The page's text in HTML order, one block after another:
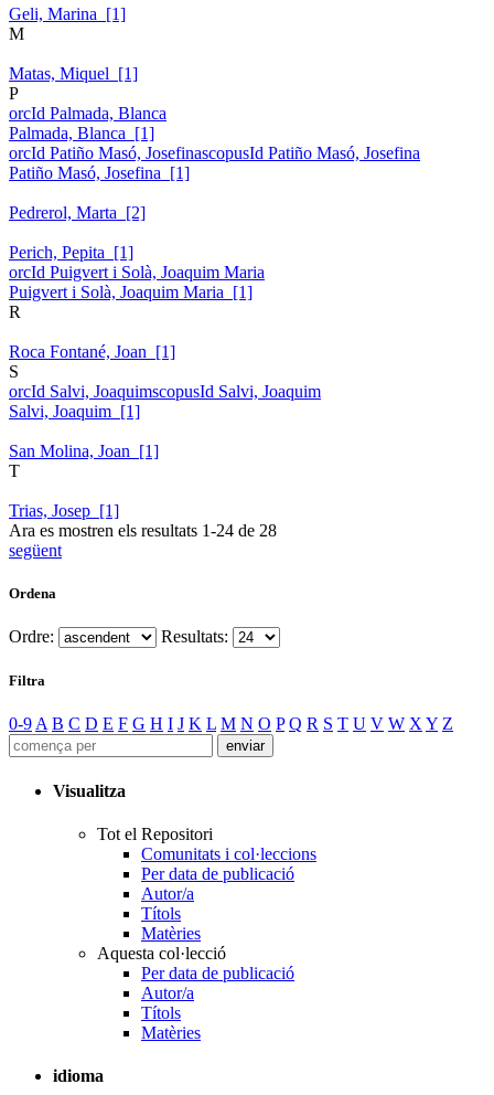
Geli, Marina [1]
M
Matas, Miquel [1]
P
orcId Palmada, Blanca
Palmada, Blanca [1]
orcId Patiño Masó, JosefinascopusId Patiño Masó, Josefina
Patiño Masó, Josefina [1]
Pedrerol, Marta [2]
Perich, Pepita [1]
orcId Puigvert i Solà, Joaquim Maria
Puigvert i Solà, Joaquim Maria [1]
R
Roca Fontané, Joan [1]
S
orcId Salvi, JoaquimscopusId Salvi, Joaquim
Salvi, Joaquim [1]
San Molina, Joan [1]
T
Trias, Josep [1]
Ara es mostren els resultats 1-24 de 28
següent
Ordena
Ordre: Resultats:
Filtra
0-9 A B C D E F G H I J K L M N O P Q R S T U V W X Y Z
Visualitza
Tot el Repositori
Comunitats i col·leccions
Per data de publicació
Autor/a
Títols
Matèries
Aquesta col·lecció
Per data de publicació
Autor/a
Títols
Matèries
idioma